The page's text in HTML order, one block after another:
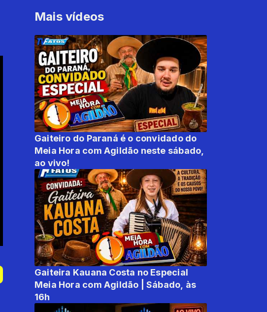
Mais vídeos
Gaiteiro do Paraná é o convidado do
Meia Hora com Agildão neste sábado,
ao vivo!
Gaiteira Kauana Costa no Especial
Meia Hora com Agildão | Sábado, às
16h